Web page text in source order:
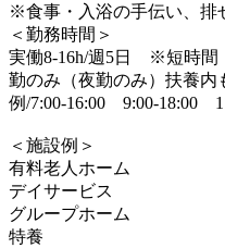
※食事・入浴の手伝い、排
＜勤務時間＞
実働8-16h/週5日 ※短時間
勤のみ（夜勤のみ）扶養内
例/7:00-16:00 9:00-18:00
＜施設例＞
有料老人ホーム
デイサービス
グループホーム
特養